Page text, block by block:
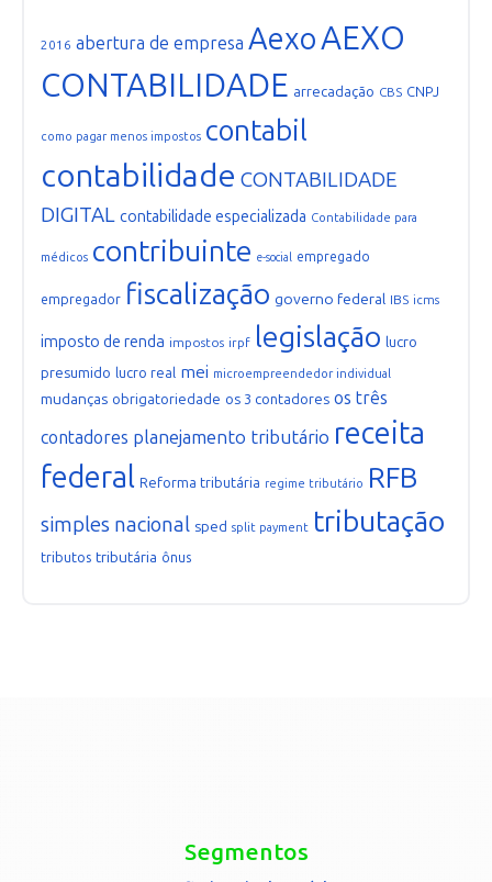
2016 abertura de empresa AexoAEXO
CONTABILIDADE arrecadação CBS CNPJ
como pagar menos impostos contabil
contabilidade CONTABILIDADE
DIGITAL contabilidade especializada Contabilidade para
médicos contribuinte e-social empregado
empregador fiscalização governo federal IBS icms
imposto de renda impostos irpf legislação lucro
presumido lucro real mei microempreendedor individual
mudanças obrigatoriedade os 3 contadores os três
contadores planejamento tributário receita
federal Reforma tributária regime tributário RFB
simples nacional sped split payment tributação
tributos tributária ônus
Segmentos